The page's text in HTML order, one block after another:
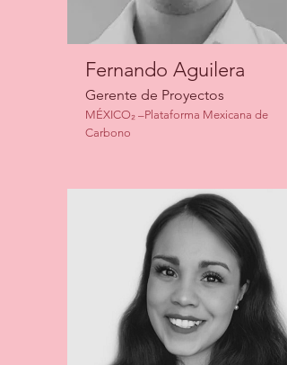
Fernando Aguilera
Gerente de Proyectos
MÉXICO₂ –Plataforma Mexicana de
Carbono